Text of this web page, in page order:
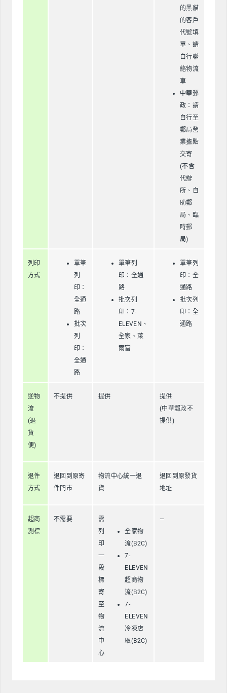
的黑貓
的客戶
代號填
單、請
自行聯
絡物流
車
中華郵
政：請
自行至
郵局營
業據點
交寄
(不含
代辦
所、自
助郵
局、臨
時郵
局)
列印
方式
單筆
列
印：
全通
路
批次
列
印：
全通
路
單筆列
印：全通
路
批次列
印：7-
ELEVEN、
全家、萊
爾富
單筆列
印：全
通路
批次列
印：全
通路
逆物
流
(退
貨
便)
不提供 提供
提供
(中華郵政不
提供)
退件
方式
退回到原寄
件門市
物流中心統一退
貨
退回到原發貨
地址
超商
測標
不需要
需
列
印
一
段
標
寄
至
物
流
中
心
全家物
流(B2C)
7-
ELEVEN
超商物
流(B2C)
7-
ELEVEN
冷凍店
取(B2C)
—